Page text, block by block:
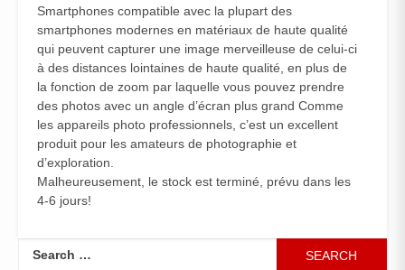
Smartphones compatible avec la plupart des
smartphones modernes en matériaux de haute qualité
qui peuvent capturer une image merveilleuse de celui-ci
à des distances lointaines de haute qualité, en plus de
la fonction de zoom par laquelle vous pouvez prendre
des photos avec un angle d’écran plus grand Comme
les appareils photo professionnels, c’est un excellent
produit pour les amateurs de photographie et
d’exploration.
Malheureusement, le stock est terminé, prévu dans les
4-6 jours!